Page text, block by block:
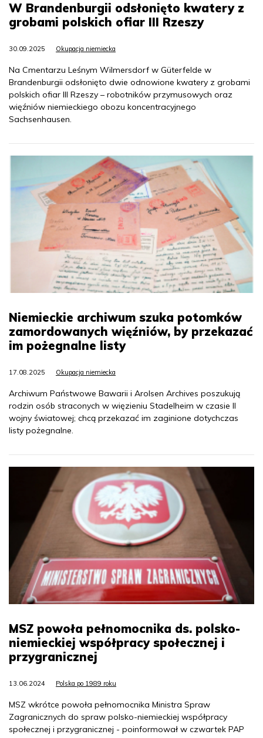
W Brandenburgii odsłonięto kwatery z
grobami polskich ofiar III Rzeszy
30.09.2025 Okupacja niemiecka
Na Cmentarzu Leśnym Wilmersdorf w Güterfelde w
Brandenburgii odsłonięto dwie odnowione kwatery z grobami
polskich ofiar III Rzeszy – robotników przymusowych oraz
więźniów niemieckiego obozu koncentracyjnego
Sachsenhausen.
Niemieckie archiwum szuka potomków
zamordowanych więźniów, by przekazać
im pożegnalne listy
17.08.2025 Okupacja niemiecka
Archiwum Państwowe Bawarii i Arolsen Archives poszukują
rodzin osób straconych w więzieniu Stadelheim w czasie II
wojny światowej; chcą przekazać im zaginione dotychczas
listy pożegnalne.
MSZ powoła pełnomocnika ds. polsko-
niemieckiej współpracy społecznej i
przygranicznej
13.06.2024 Polska po 1989 roku
MSZ wkrótce powoła pełnomocnika Ministra Spraw
Zagranicznych do spraw polsko-niemieckiej współpracy
społecznej i przygranicznej - poinformował w czwartek PAP